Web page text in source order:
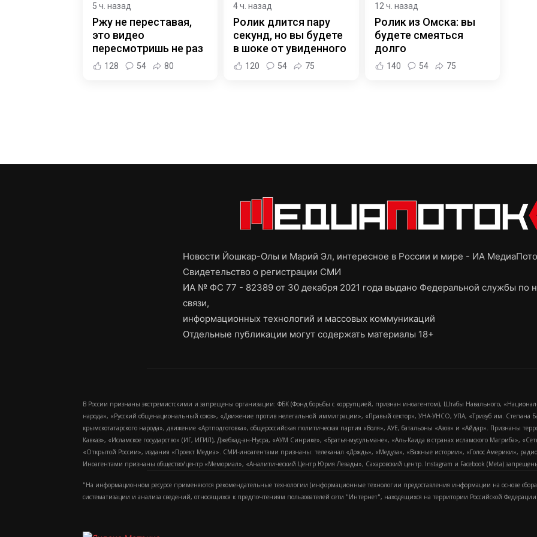
5 ч. назад
Ржу не переставая,
это видео
пересмотришь не раз
128 54 80
4 ч. назад
Ролик длится пару
секунд, но вы будете
в шоке от увиденного
120 54 75
12 ч. назад
Ролик из Омска: вы
будете смеяться
долго
140 54 75
Новости Йошкар-Олы и Марий Эл, интересное в России и мире - ИА
Свидетельство о регистрации СМИ
ИА № ФС 77 - 82389 от 30 декабря 2021 года выдано Федеральной службы по
связи,
информационных технологий и массовых коммуникаций
Отдельные публикации могут содержать материалы 18+
В России признаны экстремистскими и запрещены организации: ФБК (Фонд борьбы с коррупцией, признан иноагентом), Штабы Навального,
народа», «Русский общенациональный союз», «Движение против нелегальной иммиграции», «Правый сектор», УНА-УНСО, УПА, «Тризуб им.
крымскотатарского народа», движение «Артподготовка», общероссийская политическая партия «Воля», АУЕ, батальоны «Азов» и «Айдар». Признаны
Кавказ», «Исламское государство» (ИГ, ИГИЛ), Джебхад-ан-Нусра, «АУМ Синрике», «Братья-мусульмане», «Аль-Каида в странах исламского Магриба»,
«Открытой России», издания «Проект Медиа». СМИ-иноагентами признаны: телеканал «Дождь», «Медуза», «Важные истории», «Голос Америки»,
Иноагентами признаны общество/центр «Мемориал», «Аналитический Центр Юрия Левады», Сахаровский центр. Instagram и Facebook (Metа)
"На информационном ресурсе применяются рекомендательные технологии (информационные технологии предоставления информации на основе
систематизации и анализа сведений, относящихся к предпочтениям пользователей сети "Интернет", находящихся на территории Российской